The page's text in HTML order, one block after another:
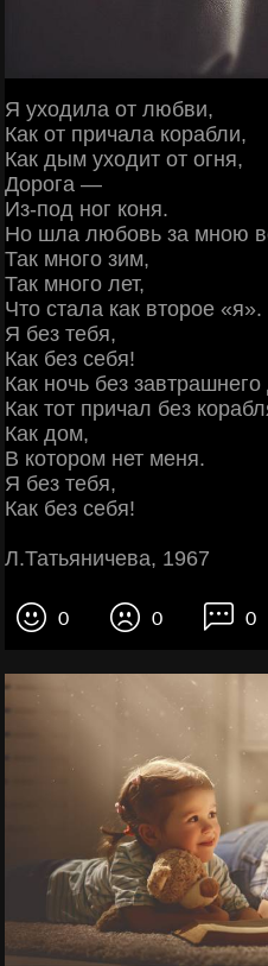
Я уходила от любви,
Как от причала корабли,
Как дым уходит от огня,
Дорога —
Из-под ног коня.
Но шла любовь за мною
Так много зим,
Так много лет,
Что стала как второе «я».
Я без тебя,
Как без себя!
Как ночь без завтрашнего
Как тот причал без
Как дом,
В котором нет меня.
Я без тебя,
Как без себя!
Л.Татьяничева, 1967
0 0 0